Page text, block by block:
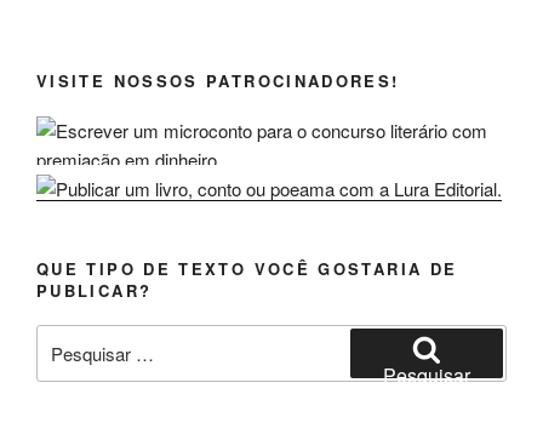
VISITE NOSSOS PATROCINADORES!
QUE TIPO DE TEXTO VOCÊ GOSTARIA DE
PUBLICAR?
por:
Pesquisar